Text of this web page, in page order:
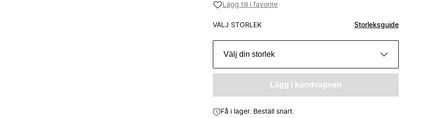
Lägg till i favorite
VÄLJ STORLEK Storleksguide
Välj din storlek
Lägg i kundvagnen
Få i lager. Beställ snart.